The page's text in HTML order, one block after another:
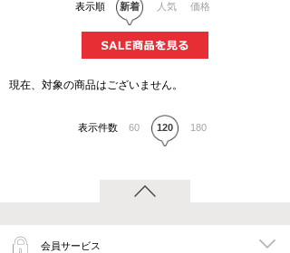
表示順 新着 人気 価格
現在、対象の商品はございません。
表示件数 60 120 180
会員サービス